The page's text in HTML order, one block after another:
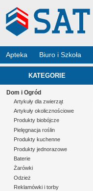
Apteka Biuro i Szkoła
KATEGORIE
Dom i Ogród
Artykuły dla zwierząt
Artykuły okolicznościowe
Produkty biobójcze
Pielęgnacja roślin
Produkty kuchenne
Produkty jednorazowe
Baterie
Żarówki
Odzież
Reklamówki i torby